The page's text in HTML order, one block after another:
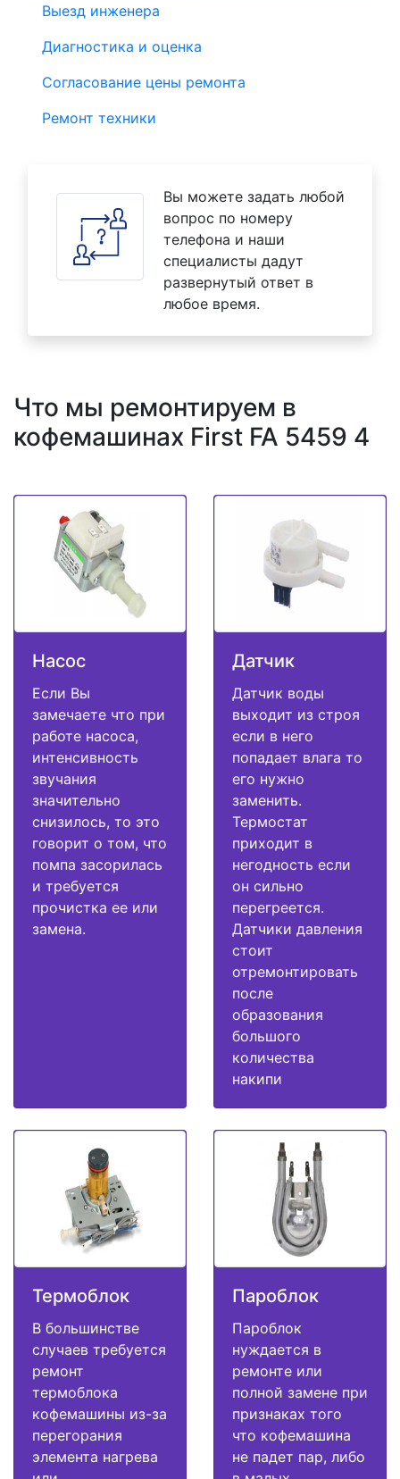
Выезд инженера
Диагностика и оценка
Согласование цены ремонта
Ремонт техники
Вы можете задать любой
вопрос по номеру
телефона и наши
специалисты дадут
развернутый ответ в
любое время.
Что мы ремонтируем в
кофемашинах First FA 5459 4
Насос
Если Вы
замечаете что при
работе насоса,
интенсивность
звучания
значительно
снизилось, то это
говорит о том, что
помпа засорилась
и требуется
прочистка ее или
замена.
Датчик
Датчик воды
выходит из строя
если в него
попадает влага то
его нужно
заменить.
Термостат
приходит в
негодность если
он сильно
перегреется.
Датчики давления
стоит
отремонтировать
после
образования
большого
количества
накипи
Термоблок
В большинстве
случаев требуется
ремонт
термоблока
кофемашины из-за
перегорания
элемента нагрева
Пароблок
Пароблок
нуждается в
ремонте или
полной замене при
признаках того
что кофемашина
не падет пар, либо